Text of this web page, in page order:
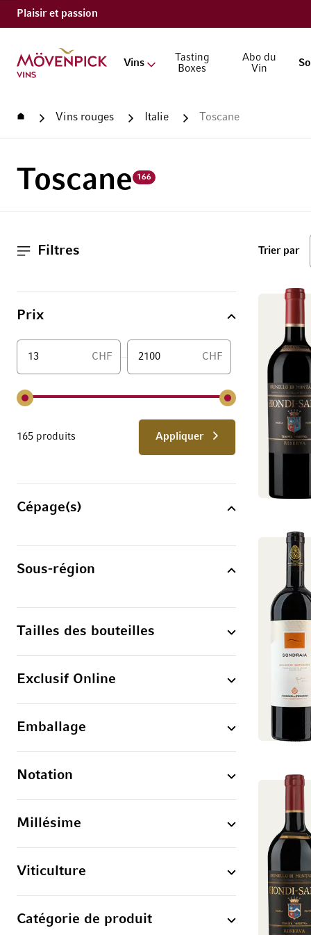
Plaisir et passion
Aller à la page d'accueil
Vins
Tasting
Boxes
Abo du
Vin
Accueil Vins rouges Italie Toscane
Toscane 166
Filtres
Prix
CHF CHF
165 produits Appliquer
Cépage(s)
Sous-région
Tailles des bouteilles
Exclusif Online
Emballage
Notation
Millésime
Viticulture
Catégorie de produit
Trier par